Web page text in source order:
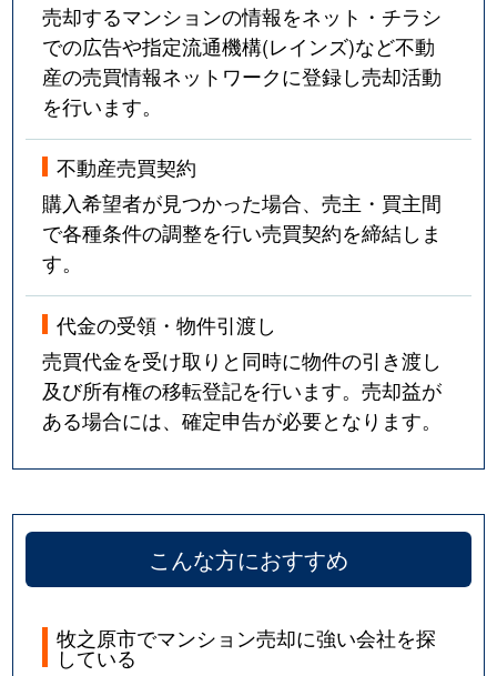
売却するマンションの情報をネット・チラシ
での広告や指定流通機構(レインズ)など不動
産の売買情報ネットワークに登録し売却活動
を行います。
不動産売買契約
購入希望者が見つかった場合、売主・買主間
で各種条件の調整を行い売買契約を締結しま
す。
代金の受領・物件引渡し
売買代金を受け取りと同時に物件の引き渡し
及び所有権の移転登記を行います。売却益が
ある場合には、確定申告が必要となります。
こんな方におすすめ
牧之原市でマンション売却に強い会社を探
している